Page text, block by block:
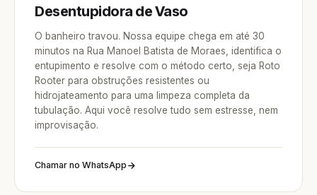
Desentupidora de Vaso
O banheiro travou. Nossa equipe chega em até 30
minutos na Rua Manoel Batista de Moraes, identifica o
entupimento e resolve com o método certo, seja Roto
Rooter para obstruções resistentes ou
hidrojateamento para uma limpeza completa da
tubulação. Aqui você resolve tudo sem estresse, nem
improvisação.
Chamar no WhatsApp